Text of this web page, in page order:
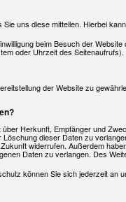
uns diese mitteilen. Hierbei
beim Besuch der
oder Uhrzeit des
der Website zu
Herkunft, Empfänger und
dieser Daten zu
widerrufen. Außerdem
Daten zu verlangen. Des
können Sie sich jederzeit an